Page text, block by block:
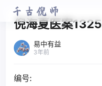
倪海夏医案1325
易中有益
3年前
编号: